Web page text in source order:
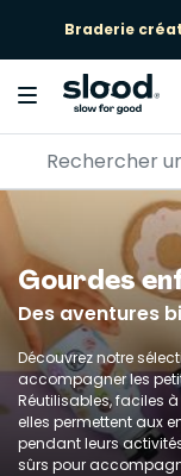
Braderie
Gourdes
Des aventures
Découvrez notre
accompagner les
Réutilisables, faciles
elles permettent aux
pendant leurs
sûrs pour